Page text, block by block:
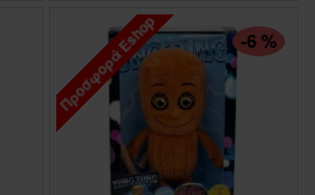
ΠΤΏΣΗ ΤΙΜΉΣ
Προσφορά Eshop -6 %